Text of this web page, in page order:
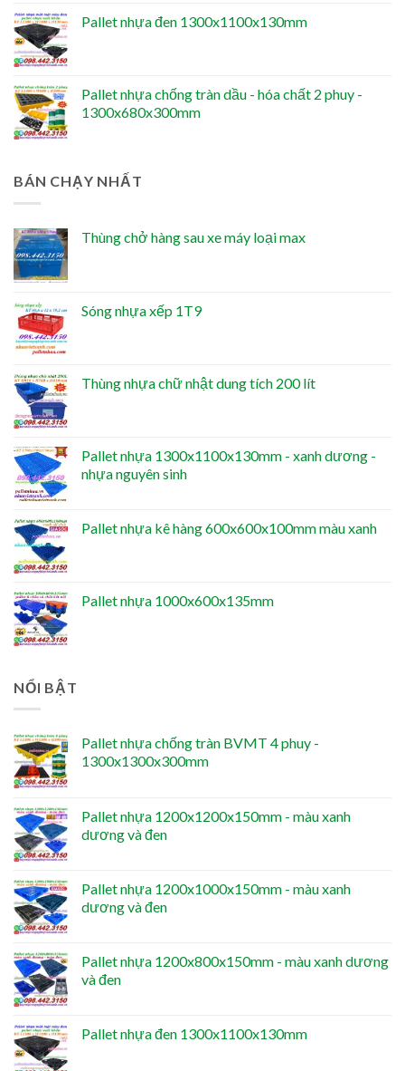
Pallet nhựa đen 1300x1100x130mm
Pallet nhựa chống tràn dầu - hóa chất 2 phuy -
1300x680x300mm
BÁN CHẠY NHẤT
Thùng chở hàng sau xe máy loại max
Sóng nhựa xếp 1T9
Thùng nhựa chữ nhật dung tích 200 lít
Pallet nhựa 1300x1100x130mm - xanh dương -
nhựa nguyên sinh
Pallet nhựa kê hàng 600x600x100mm màu xanh
Pallet nhựa 1000x600x135mm
NỔI BẬT
Pallet nhựa chống tràn BVMT 4 phuy -
1300x1300x300mm
Pallet nhựa 1200x1200x150mm - màu xanh
dương và đen
Pallet nhựa 1200x1000x150mm - màu xanh
dương và đen
Pallet nhựa 1200x800x150mm - màu xanh dương
và đen
Pallet nhựa đen 1300x1100x130mm